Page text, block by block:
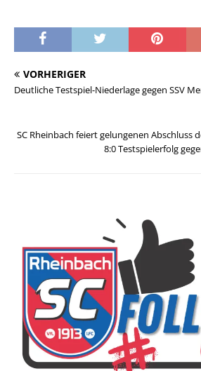
VORHERIGER
Deutliche Testspiel-Niederlage gegen SSV
SC Rheinbach feiert gelungenen Abschluss
8:0 Testspielerfolg